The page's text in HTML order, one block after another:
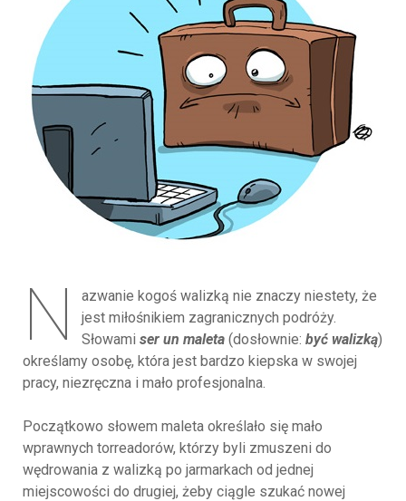
N
azwanie kogoś walizką nie znaczy niestety, że
jest miłośnikiem zagranicznych podróży.
Słowami ser un maleta (dosłownie: być walizką)
określamy osobę, która jest bardzo kiepska w swojej
pracy, niezręczna i mało profesjonalna.
Początkowo słowem maleta określało się mało
wprawnych torreadorów, którzy byli zmuszeni do
wędrowania z walizką po jarmarkach od jednej
miejscowości do drugiej, żeby ciągle szukać nowej